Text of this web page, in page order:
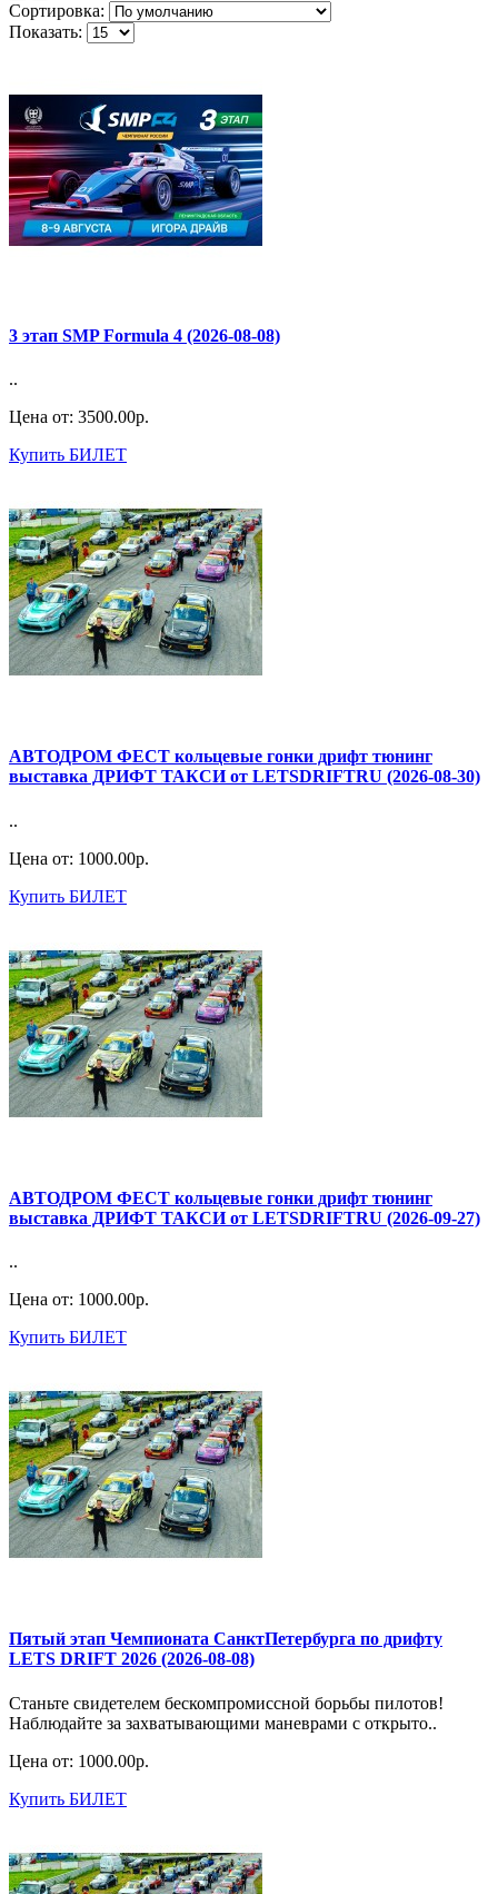
Сортировка:
Показать:
3 этап SMP Formula 4 (2026-08-08)
..
Цена от: 3500.00р.
Купить БИЛЕТ
АВТОДРОМ ФЕСТ кольцевые гонки дрифт тюнинг
выставка ДРИФТ ТАКСИ от LETSDRIFTRU (2026-08-30)
..
Цена от: 1000.00р.
Купить БИЛЕТ
АВТОДРОМ ФЕСТ кольцевые гонки дрифт тюнинг
выставка ДРИФТ ТАКСИ от LETSDRIFTRU (2026-09-27)
..
Цена от: 1000.00р.
Купить БИЛЕТ
Пятый этап Чемпионата СанктПетербурга по дрифту
LETS DRIFT 2026 (2026-08-08)
Станьте свидетелем бескомпромиссной борьбы пилотов!
Наблюдайте за захватывающими маневрами с открыто..
Цена от: 1000.00р.
Купить БИЛЕТ